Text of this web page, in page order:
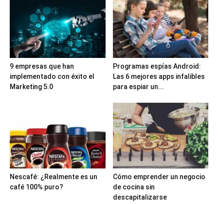
9 empresas que han
implementado con éxito el
Marketing 5.0
Programas espías Android:
Las 6 mejores apps infalibles
para espiar un...
Nescafé: ¿Realmente es un
café 100% puro?
Cómo emprender un negocio
de cocina sin
descapitalizarse